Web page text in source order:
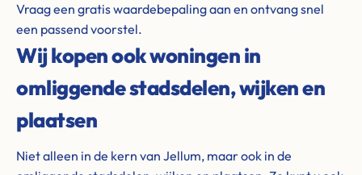
Vraag een gratis waardebepaling aan en ontvang snel
een passend voorstel.
Wij kopen ook woningen in
omliggende stadsdelen, wijken en
plaatsen
Niet alleen in de kern van Jellum, maar ook in de